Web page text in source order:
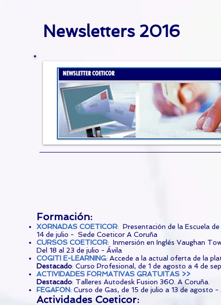
Newsletters 2016
Formación:
XORNADAS COETICOR: Presentación de la Escuela
14 de julio - Sede Coeticor A Coruña
CURSOS COETICOR: Inmersión en Inglés Vaughan
Del 18 al 23 de julio - Ávila
COGITI E-LEARNING: Accede a la actual oferta de la
Destacado: Curso Profesional, de 1 de agosto a 4 de
ACTIVIDADES FORMATIVAS GRATUITAS >>
Destacado: Talleres Autodesk Fusion 360. A Coruña.
FEGAFON: Curso de Gas, de 15 de julio a 13 de agosto -
Actividades Coeticor: